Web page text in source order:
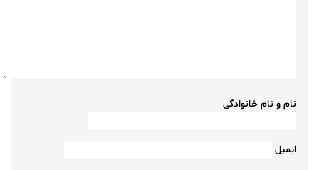
نام و نام خانوادگی
ایمیل